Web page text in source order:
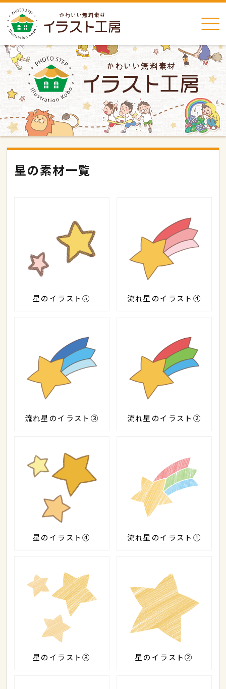
星の素材一覧
星のイラスト⑤ 流れ星のイラスト④
流れ星のイラスト③ 流れ星のイラスト②
星のイラスト④ 流れ星のイラスト①
星のイラスト③ 星のイラスト②